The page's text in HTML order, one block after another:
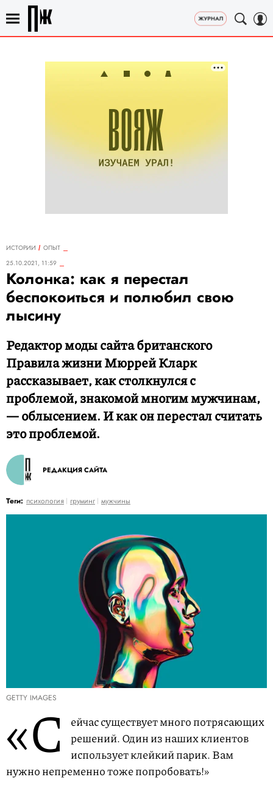
ИСТОРИИ
ОПЫТ
25.10.2021, 11:59
Колонка: как я перестал
беспокоиться и полюбил свою
лысину
Редактор моды сайта британского
Правила жизни Мюррей Кларк
рассказывает, как столкнулся с
проблемой, знакомой многим мужчинам,
— облысением. И как он перестал считать
это проблемой.
РЕДАКЦИЯ САЙТА
Теги: психология груминг мужчины
GETTY IMAGES
«С
ейчас существует много потрясающих
решений. Один из наших клиентов
использует клейкий парик. Вам
нужно непременно тоже попробовать!»